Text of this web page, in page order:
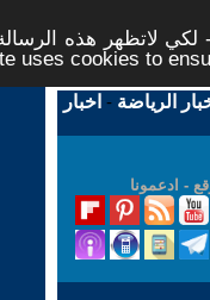
لاتظهر هذه
uses cookies to
الرياضة - اخبار
- ادعمونا